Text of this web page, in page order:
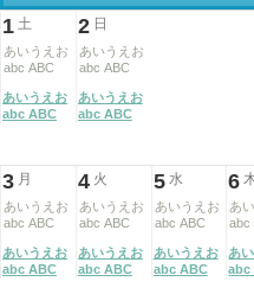
1 土
あいうえお
abc ABC
あいうえお
abc ABC
2 日
あいうえお
abc ABC
あいうえお
abc ABC
3 月
あいうえお
abc ABC
あいうえお
abc ABC
4 火
あいうえお
abc ABC
あいうえお
abc ABC
5 水
あいうえお
abc ABC
あいうえお
abc ABC
6
あ
abc
あ
abc